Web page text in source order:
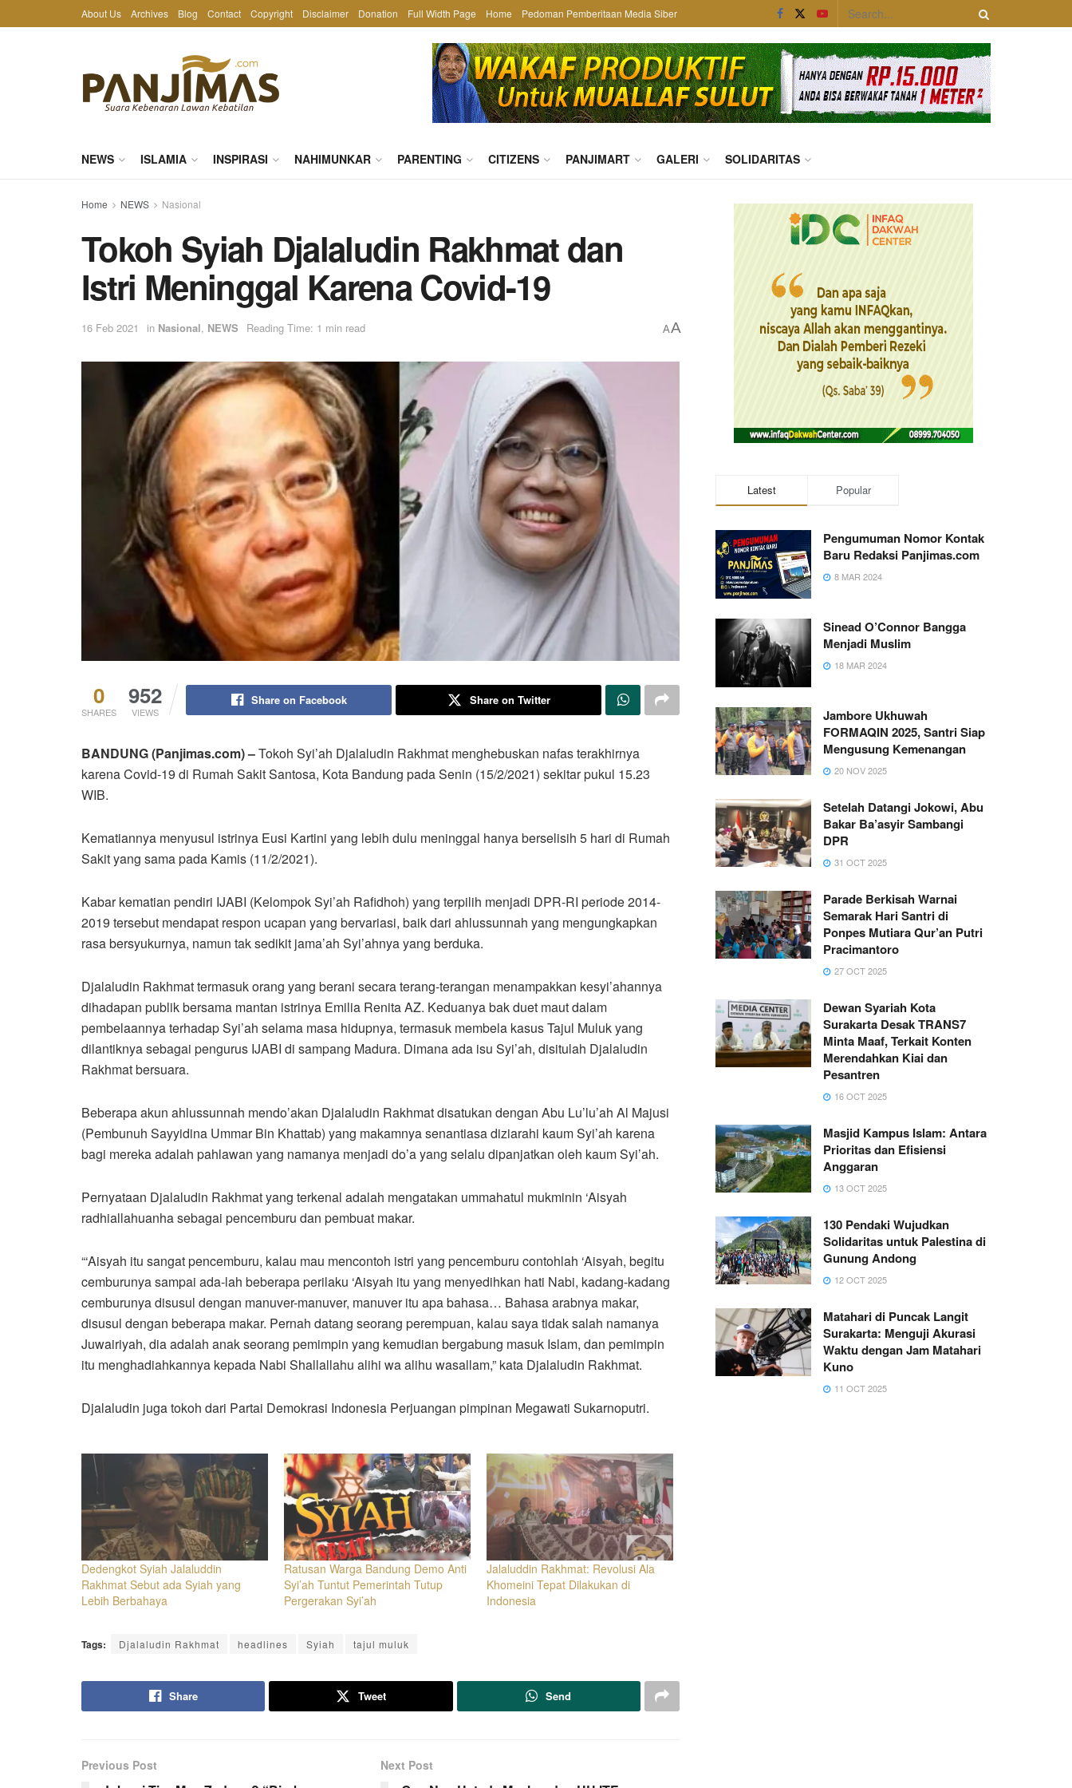
About Us Archives Blog Contact Copyright Disclaimer Donation Full Width Page Home Pedoman Pemberitaan Media Siber
NEWS ISLAMIA INSPIRASI NAHIMUNKAR PARENTING CITIZENS PANJIMART GALERI SOLIDARITAS
Home NEWS Nasional
Tokoh Syiah Djalaludin Rakhmat dan
Istri Meninggal Karena Covid-19
16 Feb 2021 in Nasional, NEWS Reading Time: 1 min read AA
0
SHARES
952
VIEWS
Share on Facebook Share on Twitter
BANDUNG (Panjimas.com) –Tokoh Syi’ah Djalaludin Rakhmat menghebuskan nafas terakhirnya
karena Covid-19 di Rumah Sakit Santosa, Kota Bandung pada Senin (15/2/2021) sekitar pukul 15.23
WIB.
Kematiannya menyusul istrinya Eusi Kartini yang lebih dulu meninggal hanya berselisih 5 hari di Rumah
Sakit yang sama pada Kamis (11/2/2021).
Kabar kematian pendiri IJABI (Kelompok Syi’ah Rafidhoh) yang terpilih menjadi DPR-RI periode 2014-
2019 tersebut mendapat respon ucapan yang bervariasi, baik dari ahlussunnah yang mengungkapkan
rasa bersyukurnya, namun tak sedikit jama’ah Syi’ahnya yang berduka.
Djalaludin Rakhmat termasuk orang yang berani secara terang-terangan menampakkan kesyi’ahannya
dihadapan publik bersama mantan istrinya Emilia Renita AZ. Keduanya bak duet maut dalam
pembelaannya terhadap Syi’ah selama masa hidupnya, termasuk membela kasus Tajul Muluk yang
dilantiknya sebagai pengurus IJABI di sampang Madura. Dimana ada isu Syi’ah, disitulah Djalaludin
Rakhmat bersuara.
Beberapa akun ahlussunnah mendo’akan Djalaludin Rakhmat disatukan dengan Abu Lu’lu’ah Al Majusi
(Pembunuh Sayyidina Ummar Bin Khattab) yang makamnya senantiasa diziarahi kaum Syi’ah karena
bagi mereka adalah pahlawan yang namanya menjadi do’a yang selalu dipanjatkan oleh kaum Syi’ah.
Pernyataan Djalaludin Rakhmat yang terkenal adalah mengatakan ummahatul mukminin ‘Aisyah
radhiallahuanha sebagai pencemburu dan pembuat makar.
“‘Aisyah itu sangat pencemburu, kalau mau mencontoh istri yang pencemburu contohlah ‘Aisyah, begitu
cemburunya sampai ada-lah beberapa perilaku ‘Aisyah itu yang menyedihkan hati Nabi, kadang-kadang
cemburunya disusul dengan manuver-manuver, manuver itu apa bahasa… Bahasa arabnya makar,
disusul dengan beberapa makar. Pernah datang seorang perempuan, kalau saya tidak salah namanya
Juwairiyah, dia adalah anak seorang pemimpin yang kemudian bergabung masuk Islam, dan pemimpin
itu menghadiahkannya kepada Nabi Shallallahu alihi wa alihu wasallam,” kata Djalaludin Rakhmat.
Djalaludin juga tokoh dari Partai Demokrasi Indonesia Perjuangan pimpinan Megawati Sukarnoputri.
Dedengkot Syiah Jalaluddin
Rakhmat Sebut ada Syiah yang
Lebih Berbahaya
Ratusan Warga Bandung Demo Anti
Syi’ah Tuntut Pemerintah Tutup
Pergerakan Syi’ah
Jalaluddin Rakhmat: Revolusi Ala
Khomeini Tepat Dilakukan di
Indonesia
Tags: Djalaludin Rakhmat headlines Syiah tajul muluk
Share Tweet Send
Previous Post Next Post
Latest Popular
Pengumuman Nomor Kontak
Baru Redaksi Panjimas.com
8 MAR 2024
Sinead O’Connor Bangga
Menjadi Muslim
18 MAR 2024
Jambore Ukhuwah
FORMAQIN 2025, Santri Siap
Mengusung Kemenangan
20 NOV 2025
Setelah Datangi Jokowi, Abu
Bakar Ba’asyir Sambangi
DPR
31 OCT 2025
Parade Berkisah Warnai
Semarak Hari Santri di
Ponpes Mutiara Qur’an Putri
Pracimantoro
27 OCT 2025
Dewan Syariah Kota
Surakarta Desak TRANS7
Minta Maaf, Terkait Konten
Merendahkan Kiai dan
Pesantren
16 OCT 2025
Masjid Kampus Islam: Antara
Prioritas dan Efisiensi
Anggaran
13 OCT 2025
130 Pendaki Wujudkan
Solidaritas untuk Palestina di
Gunung Andong
12 OCT 2025
Matahari di Puncak Langit
Surakarta: Menguji Akurasi
Waktu dengan Jam Matahari
Kuno
11 OCT 2025